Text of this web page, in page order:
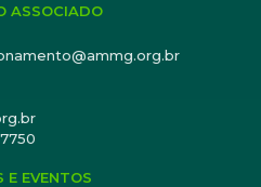
ASSOCIADO
E EVENTOS